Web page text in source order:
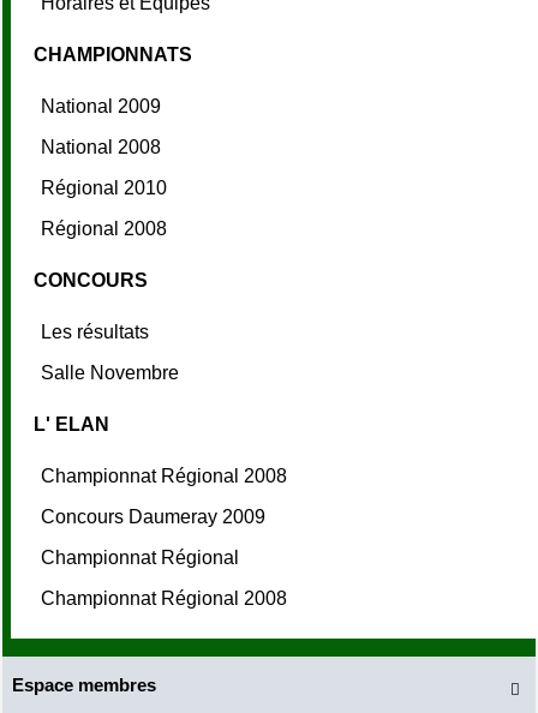
CHAMPIONNATS
National 2009
National 2008
Régional 2010
Régional 2008
CONCOURS
Les résultats
Salle Novembre
L' ELAN
Championnat Régional 2008
Concours Daumeray 2009
Championnat Régional
Championnat Régional 2008

Espace membres